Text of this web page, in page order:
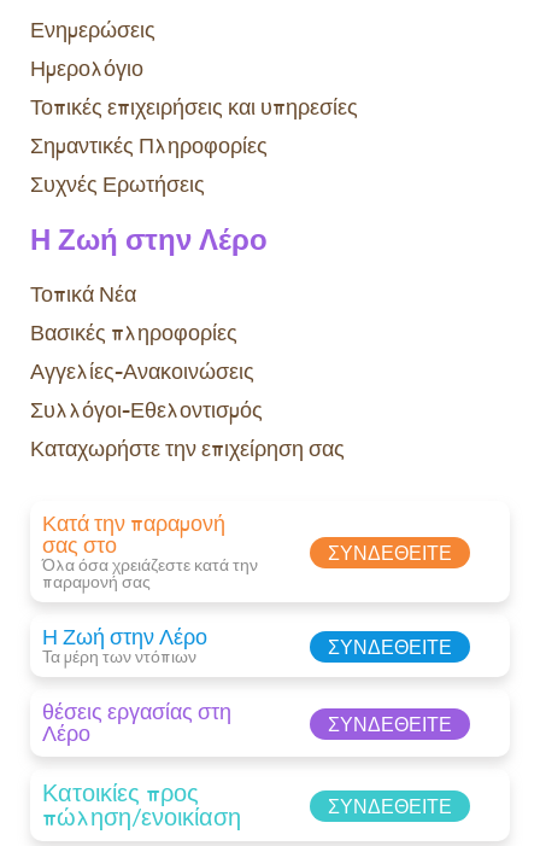
Ενημερώσεις
Ημερολόγιο
Τοπικές επιχειρήσεις και υπηρεσίες
Σημαντικές Πληροφορίες
Συχνές Ερωτήσεις
Η Ζωή στην Λέρο
Τοπικά Νέα
Βασικές πληροφορίες
Αγγελίες-Ανακοινώσεις
Συλλόγοι-Εθελοντισμός
Καταχωρήστε την επιχείρηση σας
Κατά την παραμονή
σας στο
Όλα όσα χρειάζεστε κατά την
παραμονή σας​
ΣΥΝΔΕΘΕΊΤΕ
Η Ζωή στην Λέρο
Τα μέρη των ντόπιων ΣΥΝΔΕΘΕΊΤΕ
θέσεις εργασίας στη
Λέρο ΣΥΝΔΕΘΕΊΤΕ
Κατοικίες προς
πώληση/ενοικίαση ΣΥΝΔΕΘΕΊΤΕ